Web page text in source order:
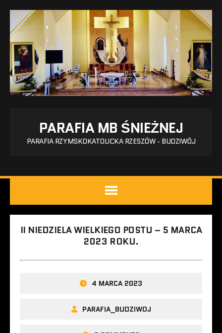
PARAFIA MB ŚNIEŻNEJ
PARAFIA RZYMSKOKATOLICKA RZESZÓW - BUDZIWÓJ
II NIEDZIELA WIELKIEGO POSTU – 5 MARCA
2023 ROKU.
4 MARCA 2023
PARAFIA_BUDZIWOJ